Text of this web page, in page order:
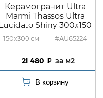
Керамогранит Ultra
Marmi Thassos Ultra
Lucidato Shiny 300x150
150x300 #AU65224
21 480 м2